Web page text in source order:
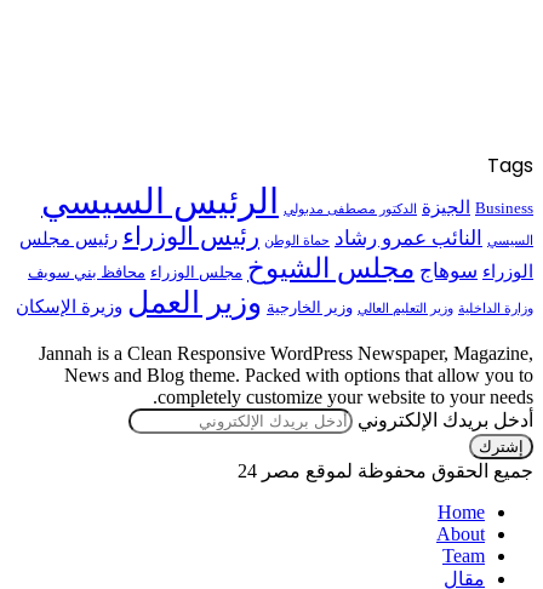
Tags
Business الجيزة الدكتور مصطفى مدبولي الرئيس السيسي
السيسي النائب عمرو رشاد حماة الوطن رئيس الوزراء رئيس مجلس
الوزراء سوهاج مجلس الشيوخ مجلس الوزراء محافظ بني سويف
وزارة الداخلية وزير التعليم العالي وزير الخارجية وزير العمل وزيرة الإسكان
Jannah is a Clean Responsive WordPress Newspaper, Magazine,
News and Blog theme. Packed with options that allow you to
completely customize your website to your needs.
أدخل بريدك الإلكتروني
جميع الحقوق محفوظة لموقع مصر 24
Home
About
Team
مقال